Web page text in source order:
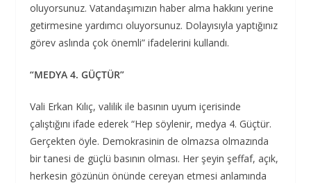
oluyorsunuz. Vatandaşımızın haber alma hakkını yerine
getirmesine yardımcı oluyorsunuz. Dolayısıyla yaptığınız
görev aslında çok önemli” ifadelerini kullandı.
“MEDYA 4. GÜÇTÜR”
Vali Erkan Kılıç, valilik ile basının uyum içerisinde
çalıştığını ifade ederek “Hep söylenir, medya 4. Güçtür.
Gerçekten öyle. Demokrasinin de olmazsa olmazında
bir tanesi de güçlü basının olması. Her şeyin şeffaf, açık,
herkesin gözünün önünde cereyan etmesi anlamında